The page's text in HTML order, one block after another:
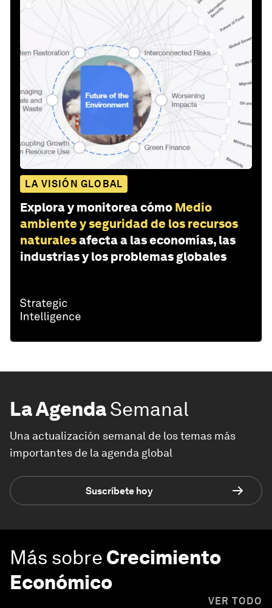
LA VISIÓN GLOBAL
Explora y monitorea cómo Medio
ambiente y seguridad de los recursos
naturalesafecta a las economías, las
industrias y los problemas globales
La AgendaSemanal
Una actualización semanal de los temas más
importantes de la agenda global
Suscríbete hoy
Más sobre Crecimiento
Económico
VER TODO